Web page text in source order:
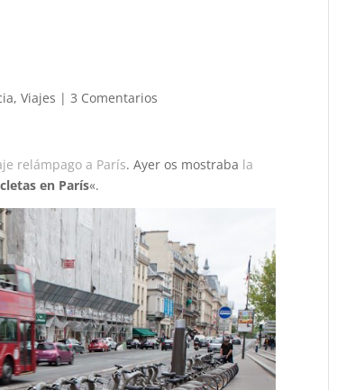
, Viajes | 3 Comentarios
relámpago a París. Ayer os mostraba la
en París«.